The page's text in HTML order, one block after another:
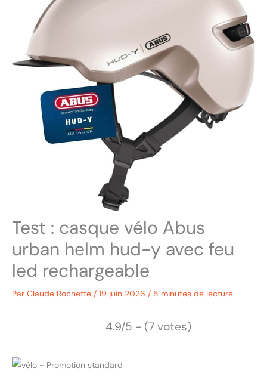
Test : casque vélo Abus
urban helm hud-y avec feu
led rechargeable
Par Claude Rochette / 19 juin 2026 / 5 minutes de lecture
4.9/5 - (7 votes)